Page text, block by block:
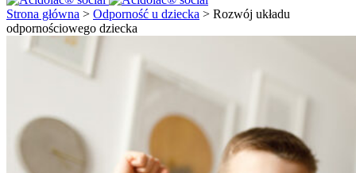
Strona główna > Odporność u dziecka > Rozwój układu
odpornościowego dziecka